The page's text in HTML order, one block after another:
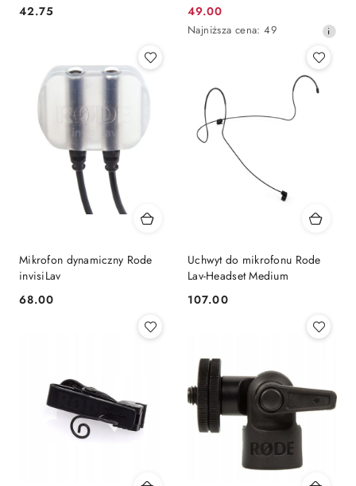
Cena:
42.75
Cena
promocyjna:
49.00
Najniższa
przed
obniżką
Najniższa cena: 49
Mikrofon dynamiczny Rode
invisiLav
Cena:
68.00
Uchwyt do mikrofonu Rode
Lav-Headset Medium
Cena:
107.00